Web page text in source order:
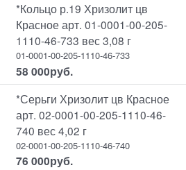
*Кольцо р.19 Хризолит цв
Красное арт. 01-0001-00-205-
1110-46-733 вес 3,08 г
01-0001-00-205-1110-46-733
58 000руб.
*Серьги Хризолит цв Красное
арт. 02-0001-00-205-1110-46-
740 вес 4,02 г
02-0001-00-205-1110-46-740
76 000руб.